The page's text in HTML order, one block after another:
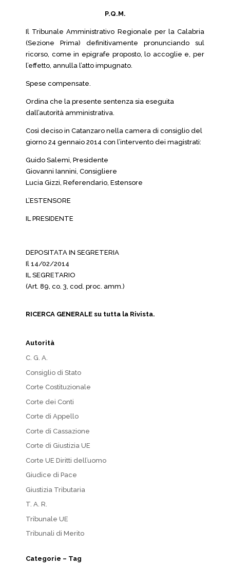
P.Q.M.
Il Tribunale Amministrativo Regionale per la Calabria
(Sezione Prima) definitivamente pronunciando sul
ricorso, come in epigrafe proposto, lo accoglie e, per
l’effetto, annulla l’atto impugnato.
Spese compensate.
Ordina che la presente sentenza sia eseguita
dall’autorità amministrativa.
Così deciso in Catanzaro nella camera di consiglio del
giorno 24 gennaio 2014 con l’intervento dei magistrati:
Guido Salemi, Presidente
Giovanni Iannini, Consigliere
Lucia Gizzi, Referendario, Estensore
L’ESTENSORE
IL PRESIDENTE
DEPOSITATA IN SEGRETERIA
Il 14/02/2014
IL SEGRETARIO
(Art. 89, co. 3, cod. proc. amm.)
RICERCA GENERALE su tutta la Rivista.
Autorità
C. G. A.
Consiglio di Stato
Corte Costituzionale
Corte dei Conti
Corte di Appello
Corte di Cassazione
Corte di Giustizia UE
Corte UE Diritti dell’uomo
Giudice di Pace
Giustizia Tributaria
T. A. R.
Tribunale UE
Tribunali di Merito
Categorie – Tag